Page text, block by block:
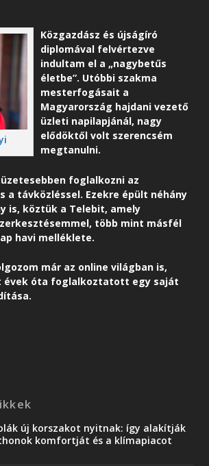
Közgazdász és újságíró
diplomával felvértezve
indultam el a „nagybetűs
életbe”. Utóbbi szakma
mesterfogásait a
Magyarország hajdani vezető
üzleti napilapjánál, nagy
elődöktől volt szerencsém
megtanulni.
foglalkozni az
a távközléssel. Ezekre épült néhány
is, köztük a Telebit, amely
több mint másfél
havi melléklete.
már az online világban is,
évek óta foglalkoztatott egy saját
új korszakot nyitnak: így alakítják
komfortját és a klímapiacot